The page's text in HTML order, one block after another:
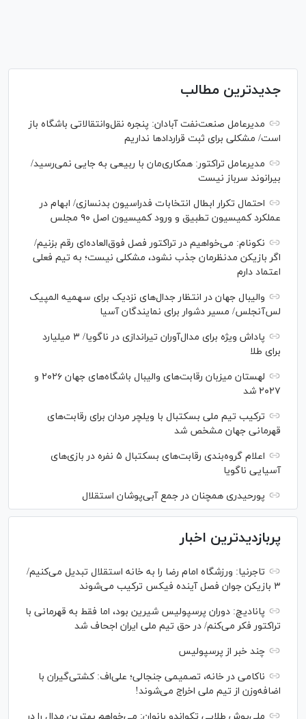
جدیدترین مطالب
مدیرعامل صنعت‌نفت آبادان: پنجره نقل‌وانتقالاتی باشگاه باز
است/ مشکلی برای ثبت قرارداد‌ها نداریم
مدیرعامل تراکتور: همکاری‌مان با ربیعی به جایی نمی‌رسید/
بیرانوند سرباز نیست
احتمال تکرار ابطال انتخابات فدراسیون بدنسازی/ ابهام در
عملکرد کمیسیون تطبیق و ورود کمیسیون اصل ۹۰ مجلس
نکونام: می‌خواهیم در تراکتور فصل فوق‌العاده‌ای رقم بزنیم/
اگر بازیکن مدنظرمان جذب نشود، مشکلی نیست؛ به تیم فعلی
اعتماد دارم
والیبال جهان در انتظار جدال‌های نزدیک برای سهمیه المپیک
لس‌آنجلس/ مسیر دشوار برای نمایندگان آسیا
پاداش ویژه برای مدال‌آوران تیراندازی در ناگویا/ ۳ میلیارد
برای طلا
لهستان میزبان رقابت‌های والیبال باشگاه‌های جهان ۲۰۲۶ و
۲۰۲۷ شد
ترکیب تیم ملی بسکتبال با ویلچر مردان برای رقابت‌های
قهرمانی جهان مشخص شد
اعلام گروه‌بندی رقابت‌های بسکتبال ۵ نفره در بازی‌های
آسیایی ناگویا
پورحیدری همچنان در جمع آبی‌پوشان استقلال
پربازدیدترین اخبار
تاجرنیا: ورزشگاه امام رضا را به خانه استقلال تبدیل می‌کنیم/
۳ بازیکن جوان فصل آینده فیکس ترکیب می‌شوند
پانادیچ: دوران پرسپولیس شیرین بود، اما فقط به قهرمانی با
تراکتور فکر می‌کنم/ در حق تیم ملی ایران اجحاف شد
چند خبر از پرسپولیس
ناکامی در خانه، تصمیمی جنجالی؛ علی‌اف: کشتی‌گیران با
اضافه‌وزن از تیم ملی اخراج می‌شوند!
ملی‌پوش‌ طلایی تکواندو بانوان: می‌خواهم بهترین مدال را در